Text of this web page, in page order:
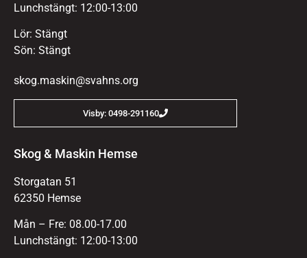
Lunchstängt: 12:00-13:00
Lör: Stängt
Sön: Stängt
skog.maskin@svahns.org
Visby: 0498-291160
Skog & Maskin Hemse
Storgatan 51
62350 Hemse
Mån – Fre: 08.00-17.00
Lunchstängt: 12:00-13:00